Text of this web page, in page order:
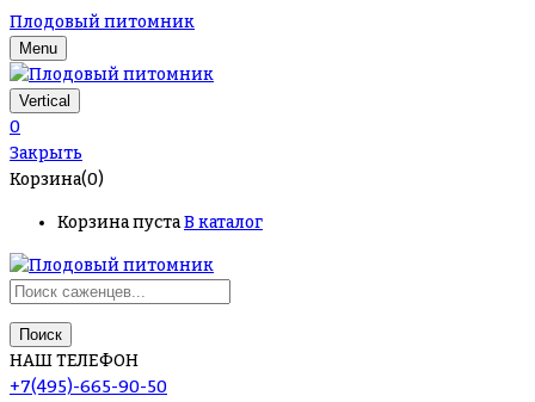
Плодовый питомник
Menu
Vertical
0
Закрыть
Корзина(0)
Корзина пустаВ каталог
Поиск
НАШ ТЕЛЕФОН
+7(495)-665-90-50